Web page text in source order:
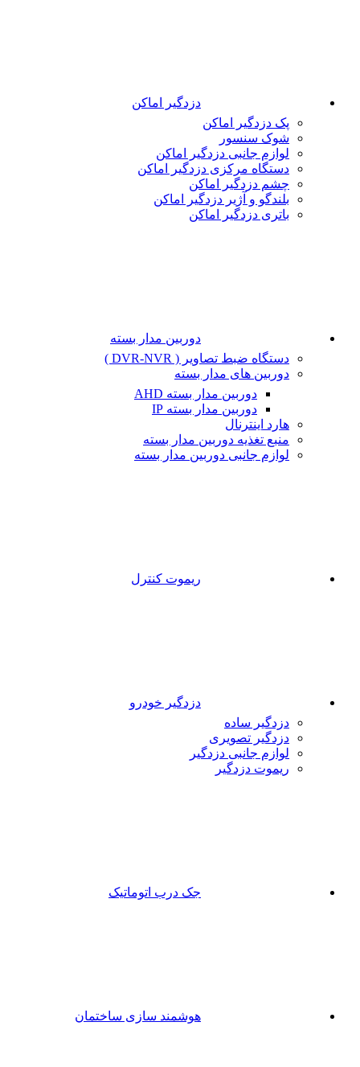
دزدگیر اماکن
پک دزدگیر اماکن
شوک سنسور
لوازم جانبی دزدگیر اماکن
دستگاه مرکزی دزدگیر اماکن
چشم دزدگیر اماکن
بلندگو و آژیر دزدگیر اماکن
باتری دزدگیر اماکن
دوربین مدار بسته
دستگاه ضبط تصاویر ( DVR-NVR )
دوربین های مدار بسته
دوربین مدار بسته AHD
دوربین مدار بسته IP
هارد اینترنال
منبع تغذیه دوربین مدار بسته
لوازم جانبی دوربین مدار بسته
ریموت کنترل
دزدگیر خودرو
دزدگیر ساده
دزدگیر تصویری
لوازم جانبی دزدگیر
ریموت دزدگیر
جک درب اتوماتیک
هوشمند سازی ساختمان